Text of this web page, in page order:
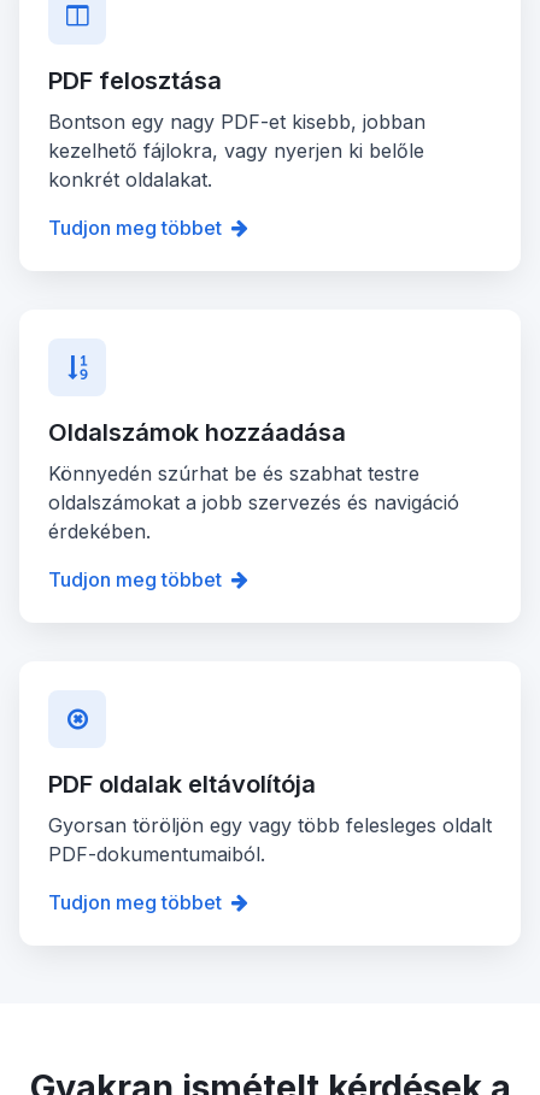
PDF felosztása
Bontson egy nagy PDF-et kisebb, jobban
kezelhető fájlokra, vagy nyerjen ki belőle
konkrét oldalakat.
Tudjon meg többet
Oldalszámok hozzáadása
Könnyedén szúrhat be és szabhat testre
oldalszámokat a jobb szervezés és navigáció
érdekében.
Tudjon meg többet
PDF oldalak eltávolítója
Gyorsan töröljön egy vagy több felesleges oldalt
PDF-dokumentumaiból.
Tudjon meg többet